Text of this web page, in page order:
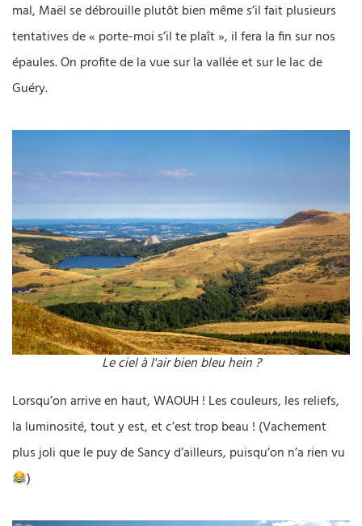
mal, Maël se débrouille plutôt bien même s’il fait plusieurs
tentatives de « porte-moi s’il te plaît », il fera la fin sur nos
épaules. On profite de la vue sur la vallée et sur le lac de
Guéry.
Le ciel à l'air bien bleu hein ?
Lorsqu’on arrive en haut, WAOUH ! Les couleurs, les reliefs,
la luminosité, tout y est, et c’est trop beau ! (Vachement
plus joli que le puy de Sancy d’ailleurs, puisqu’on n’a rien vu
)